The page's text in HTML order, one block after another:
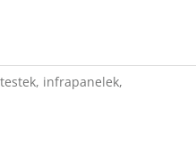
infrapanelek,